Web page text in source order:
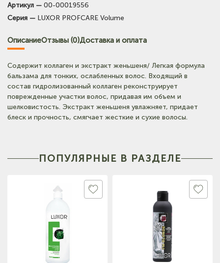
Тел: +7-3852-721-001
(на карте)
Тел: +7-960-965-6706
Артикул — 00-00019556
Серия — LUXOR PROFCARE Volume
ОписаниеОтзывы (0)Доставка и оплата
Содержит коллаген и экстракт женьшеня/ Легкая формула
бальзама для тонких, ослабленных волос. Входящий в
состав гидролизованный коллаген реконструирует
поврежденные участки волос, придавая им объем и
шелковистость. Экстракт женьшеня увлажняет, придает
блеск и прочность, смягчает жесткие и сухие волосы.
ПОПУЛЯРНЫЕ В РАЗДЕЛЕ